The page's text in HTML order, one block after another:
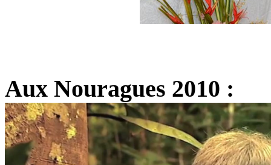
Aux Nouragues 2010 :